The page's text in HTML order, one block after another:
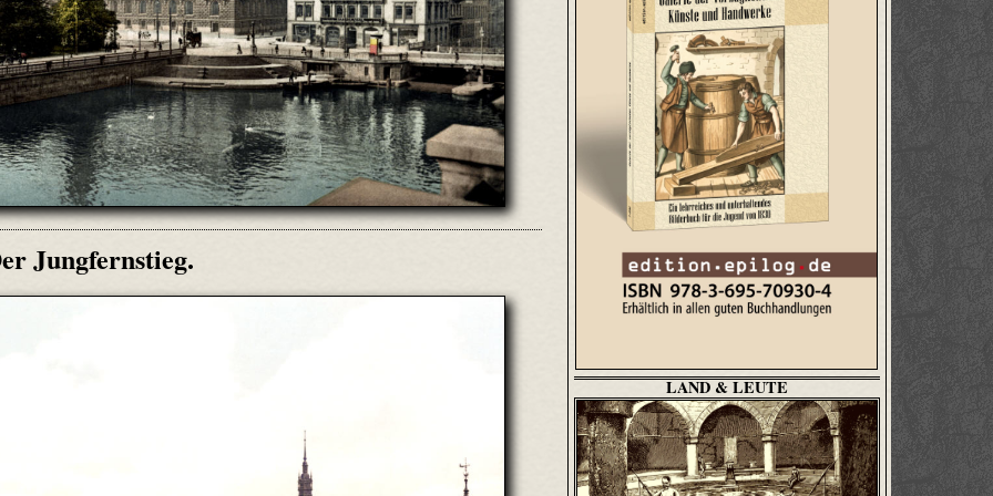
Jungfernstieg.
LAND & LEUTE